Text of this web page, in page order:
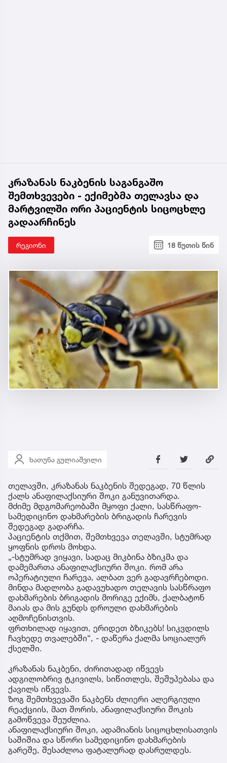
კრაზანას ნაკბენის საგანგაშო
შემთხვევები - ექიმებმა თელავსა და
მარტვილში ორი პაციენტის სიცოცხლე
გადაარჩინეს
რეგიონი 18 წუთის წინ
ხათუნა გულიაშვილი
თელავში, კრაზანას ნაკბენის შედეგად, 70 წლის
ქალს ანაფილაქსიური შოკი განუვითარდა.
მძიმე მდგომარეობაში მყოფი ქალი, სასწრაფო-
სამედიცინო დახმარების ბრიგადის ჩარევის
შედეგად გადარჩა.
პაციენტის თქმით, შემთხვევა თელავში, სტუმრად
ყოფნის დროს მოხდა.
„-სტუმრად ვიყავი, სადაც მიკბინა ბზიკმა და
დამემართა ანაფილაქსიური შოკი. რომ არა
ოპერატიული ჩარევა, ალბათ ვერ გადავრჩებოდი.
მინდა მადლობა გადავუხადო თელავის სასწრაფო
დახმარების ბრიგადის მორიგე ექიმს, ქალბატონ
მაიას და მის გუნდს დროული დახმარების
აღმოჩენისთვის.
ფრთხილად იყავით, ერიდეთ ბზიკებს! სიკვდილს
ჩავხედე თვალებში“, - დაწერა ქალმა სოციალურ
ქსელში.
კრაზანას ნაკბენი, ძირითადად იწვევს
ადგილობრივ ტკივილს, სიწითლეს, შეშუპებასა და
ქავილს იწვევს.
ზოგ შემთხვევაში ნაკბენს ძლიერი ალერგიული
რეაქციის, მათ შორის, ანაფილაქსიური შოკის
გამოწვევა შეუძლია.
ანაფილაქსიური შოკი, ადამიანის სიცოცხლისათვის
საშიშია და სწორი სამედიცინო დახმარების
გარეშე, შესაძლოა ფატალურად დასრულდეს.